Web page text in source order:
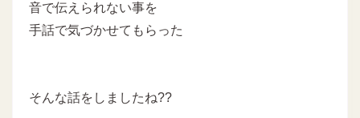
音で伝えられない事を
手話で気づかせてもらった
そんな話をしましたね??